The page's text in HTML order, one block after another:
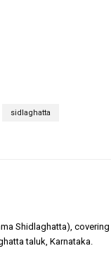
sidlaghatta
Shidlaghatta),
taluk, Karnataka.